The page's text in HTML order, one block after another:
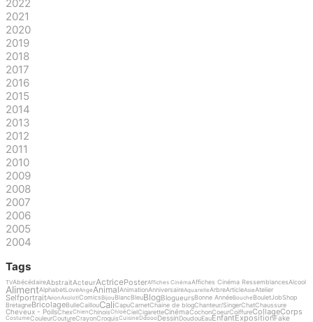
2022
2021
2020
2019
2018
2017
2016
2015
2014
2013
2012
2011
2010
2009
2008
2007
2006
2005
2004
Tags
TVAbécédaireAbstraitActeurActricePosterAffiches CinémaAffiches Cinéma RessemblancesAlcool
AlimentAlphabetLoveAngeAnimalAnimationAnniversaireAquarelleArbreArticleAsieAtelier
SelfportraitAvionAxolotlComicsBijou BlancBleuBlogBlogueursBonne AnnéeBouche BouletJobShop
BretagneBricolageBulleCaillouCaliCapuCarnetChaine de blogChanteur/SingerChatChaussure
Cheveux - PoilsChexChienChinoisChloéCielCigaretteCinémaCochonCoeurCoiffureCollageCorps
CostumeCouleurCoutureCrayonCroquisCuisineDdoooDessinDoudouEauEnfantExpositionFake